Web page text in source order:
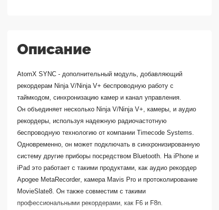
Описание
AtomX SYNC - дополнительный модуль, добавляющий
рекордерам Ninja V/Ninja V+ беспроводную работу с
таймкодом, синхронизацию камер и канал управления.
Он объединяет несколько Ninja V/Ninja V+, камеры, и аудио
рекордеры, используя надежную радиочастотную
беспроводную технологию от компании Timecode Systems.
Одновременно, он может подключать в синхронизированную
систему другие приборы посредством Bluetooth. На iPhone и
iPad это работает с такими продуктами, как аудио рекордер
Apogee MetaRecorder, камера Mavis Pro и протоколирование
MovieSlate8. Он также совместим с такими
профессиональными рекордерами, как F6 и F8n.